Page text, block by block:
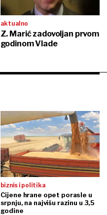
aktualno
Z. Marić zadovoljan prvom
godinom Vlade
biznis i politika
Cijene hrane opet porasle u
srpnju, na najvišu razinu u 3,5
godine